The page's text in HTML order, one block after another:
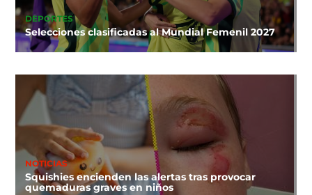
DEPORTES
Selecciones clasificadas al Mundial Femenil 2027
NOTICIAS
Squishies encienden las alertas tras provocar
quemaduras graves en niños